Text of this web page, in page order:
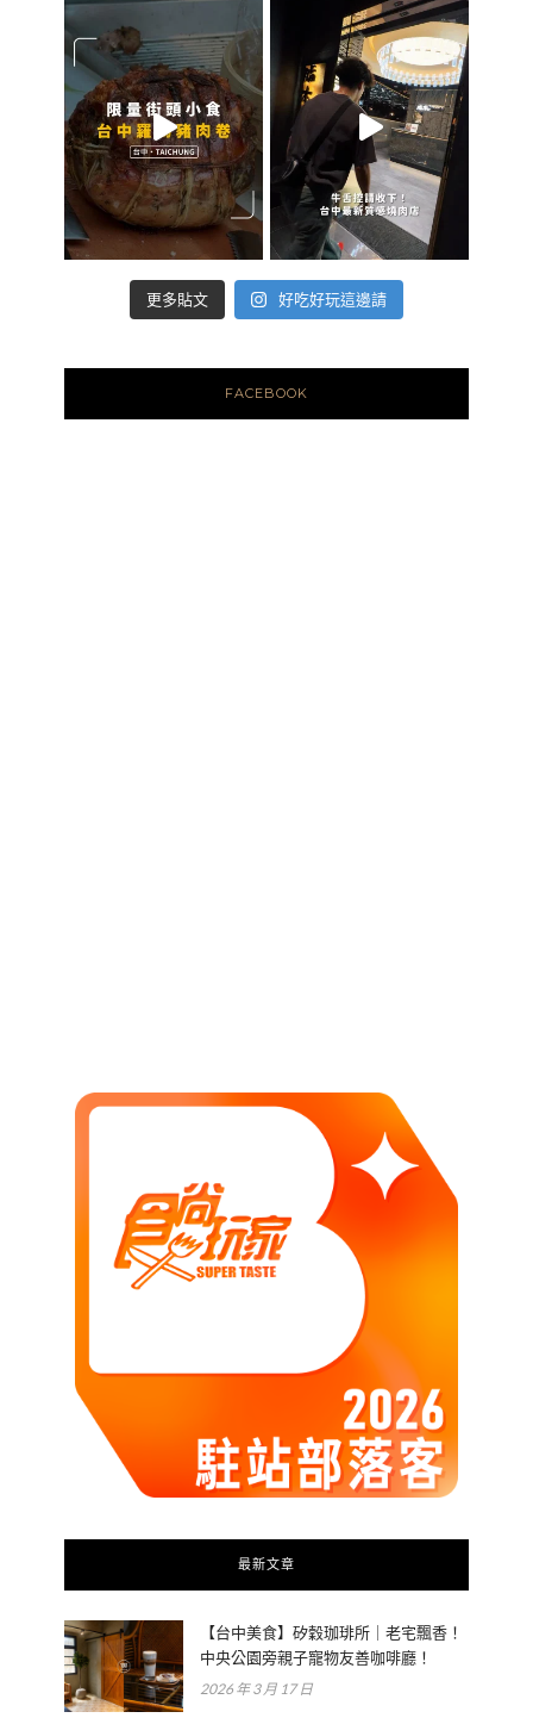
更多貼文 好吃好玩這邊請
FACEBOOK
最新文章
【台中美食】矽穀珈琲所｜老宅飄香！
中央公園旁親子寵物友善咖啡廳！
2026 年 3 月 17 日